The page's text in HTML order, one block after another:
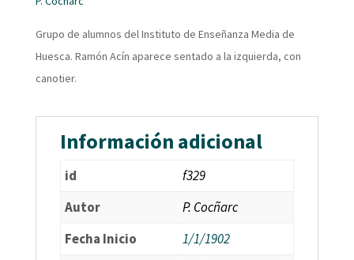
Grupo de alumnos del Instituto de Enseñanza Media de
Huesca. Ramón Acín aparece sentado a la izquierda, con
canotier.
Información adicional
id
f329
Autor
P. Cocñarc
Fecha Inicio
1/1/1902